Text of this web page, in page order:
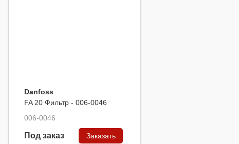
Danfoss
FA 20 Фильтр - 006-0046
006-0046
Под заказ Заказать